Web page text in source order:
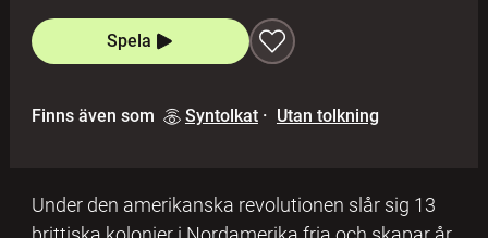
Spela
Finns även som Syntolkat · Utan tolkning
Under den amerikanska revolutionen slår sig 13